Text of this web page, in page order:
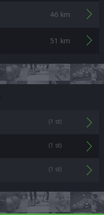
46 km
51 km
(1 st)
(1 st)
(1 st)